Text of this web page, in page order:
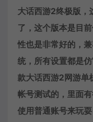
大话西游2终极版，
了，这个版本是目
性也是非常好的，
统，所有设置都是
款大话西游2网游单
帐号测试的，里面
使用普通账号来玩